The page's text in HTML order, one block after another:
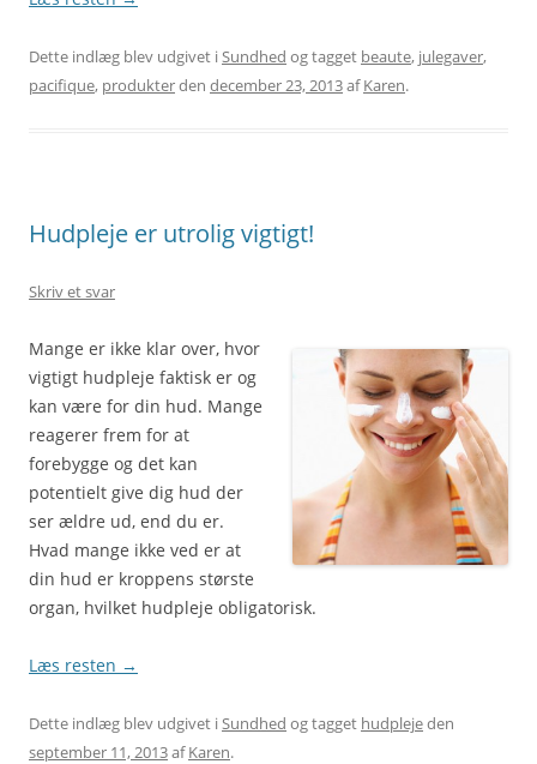
Dette indlæg blev udgivet iSundhed og tagget beaute, julegaver,
pacifique, produkterden december 23, 2013afKaren.
Hudpleje er utrolig vigtigt!
Skriv et svar
Mange er ikke klar over, hvor
vigtigt hudpleje faktisk er og
kan være for din hud. Mange
reagerer frem for at
forebygge og det kan
potentielt give dig hud der
ser ældre ud, end du er.
Hvad mange ikke ved er at
din hud er kroppens største
organ, hvilket hudpleje obligatorisk.
Læs resten →
Dette indlæg blev udgivet iSundhed og tagget hudplejeden
september 11, 2013afKaren.